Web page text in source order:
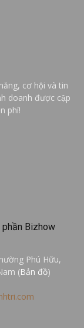
cơ hội và tin
doanh được cập
phí!
phần Bizhow
Phú Hữu,
(Bản đồ)